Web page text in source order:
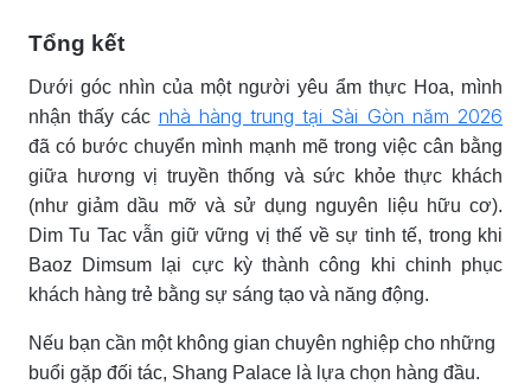
Tổng kết
Dưới góc nhìn của một người yêu ẩm thực Hoa, mình
nhận thấy các nhà hàng trung tại Sài Gòn năm 2026
đã có bước chuyển mình mạnh mẽ trong việc cân bằng
giữa hương vị truyền thống và sức khỏe thực khách
(như giảm dầu mỡ và sử dụng nguyên liệu hữu cơ).
Dim Tu Tac vẫn giữ vững vị thế về sự tinh tế, trong khi
Baoz Dimsum lại cực kỳ thành công khi chinh phục
khách hàng trẻ bằng sự sáng tạo và năng động.
Nếu bạn cần một không gian chuyên nghiệp cho những
buổi gặp đối tác, Shang Palace là lựa chọn hàng đầu.